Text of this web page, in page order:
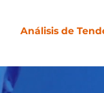
Análisis de